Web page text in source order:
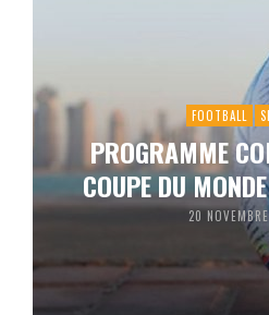
FOOTBALL
PROGRAMME
COUPE DU
20